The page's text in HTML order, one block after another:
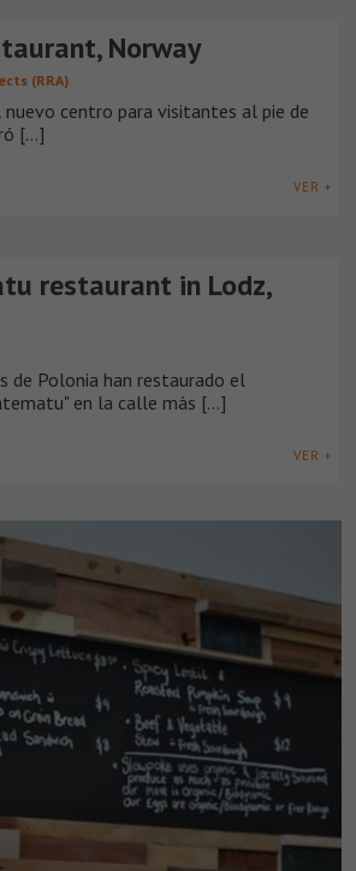
Norway
(RRA)
centro para visitantes al pie de
[...]
VER +
restaurant in Lodz,
de Polonia han restaurado el
en la calle más [...]
VER +